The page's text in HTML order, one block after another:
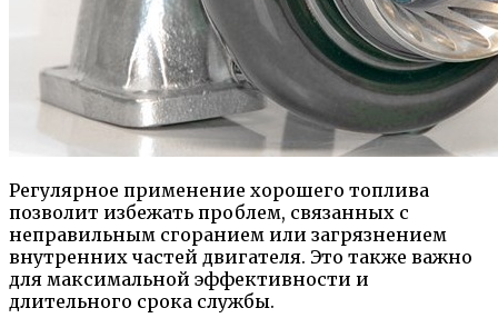
Регулярное применение хорошего топлива
позволит избежать проблем, связанных с
неправильным сгоранием или загрязнением
внутренних частей двигателя. Это также важно
для максимальной эффективности и
длительного срока службы.